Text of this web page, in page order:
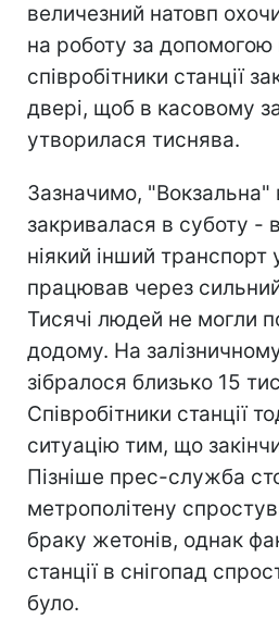
величезний натовп
на роботу за допомогою
співробітники станції
двері, щоб в касовому
утворилася тиснява.
Зазначимо, "Вокзальна"
закривалася в суботу -
ніякий інший транспорт
працював через
Тисячі людей не могли
додому. На
зібралося близько 15
Співробітники станції
ситуацію тим, що
Пізніше прес-служба
метрополітену
браку жетонів, однак
станції в снігопад
було.